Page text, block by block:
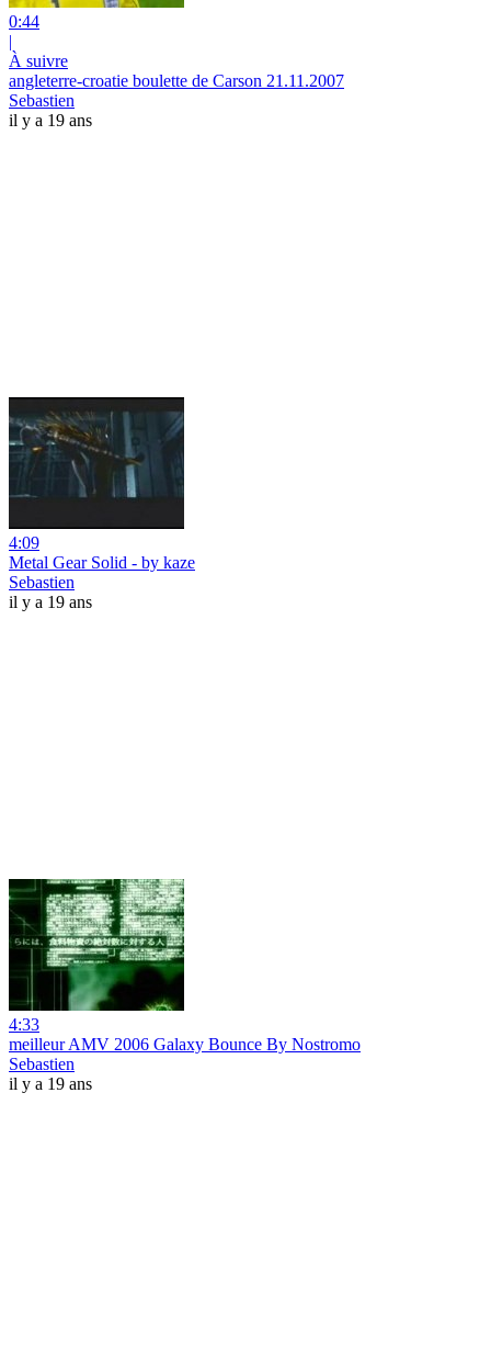
0:44
|
À suivre
angleterre-croatie boulette de Carson 21.11.2007
Sebastien
il y a 19 ans
4:09
Metal Gear Solid - by kaze
Sebastien
il y a 19 ans
4:33
meilleur AMV 2006 Galaxy Bounce By Nostromo
Sebastien
il y a 19 ans